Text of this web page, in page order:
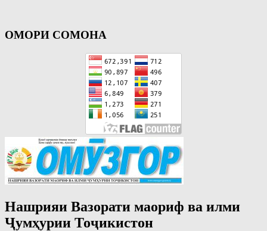
ОМОРИ СОМОНА
Нашрияи Вазорати маориф ва илми
Ҷумҳурии Тоҷикистон